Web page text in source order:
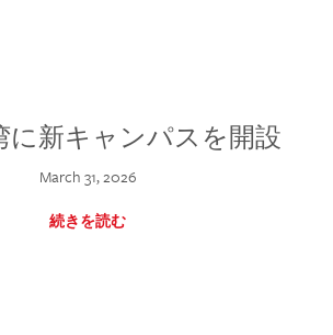
に新キャンパスを開設
March 31, 2026
続きを読む